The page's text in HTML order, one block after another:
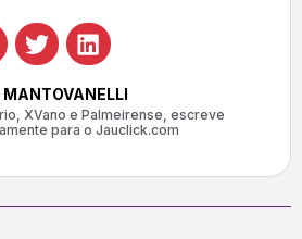
MANTOVANELLI
XVano e Palmeirense, escreve
para o Jauclick.com